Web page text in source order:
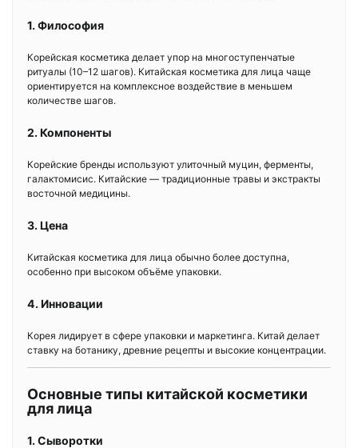
1. Философия
Корейская косметика делает упор на многоступенчатые
ритуалы (10–12 шагов). Китайская косметика для лица чаще
ориентируется на комплексное воздействие в меньшем
количестве шагов.
2. Компоненты
Корейские бренды используют улиточный муцин, ферменты,
галактомисис. Китайские — традиционные травы и экстракты
восточной медицины.
3. Цена
Китайская косметика для лица обычно более доступна,
особенно при высоком объёме упаковки.
4. Инновации
Корея лидирует в сфере упаковки и маркетинга. Китай делает
ставку на ботанику, древние рецепты и высокие концентрации.
Основные типы китайской косметики
для лица
1. Сыворотки